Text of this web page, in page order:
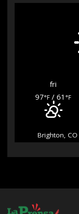
fri
97°F / 61 °F
Brighton, CO